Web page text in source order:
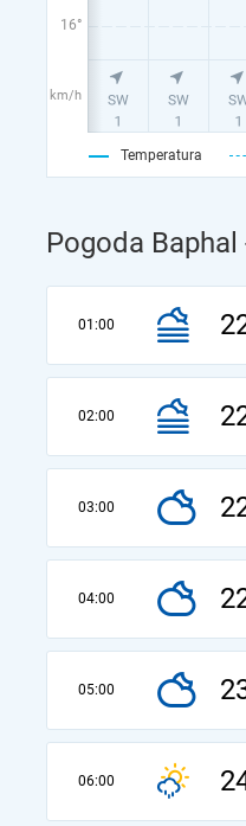
16°
km/h
Temperatura
Pogoda
01:00
02:00
03:00
04:00
05:00
06:00